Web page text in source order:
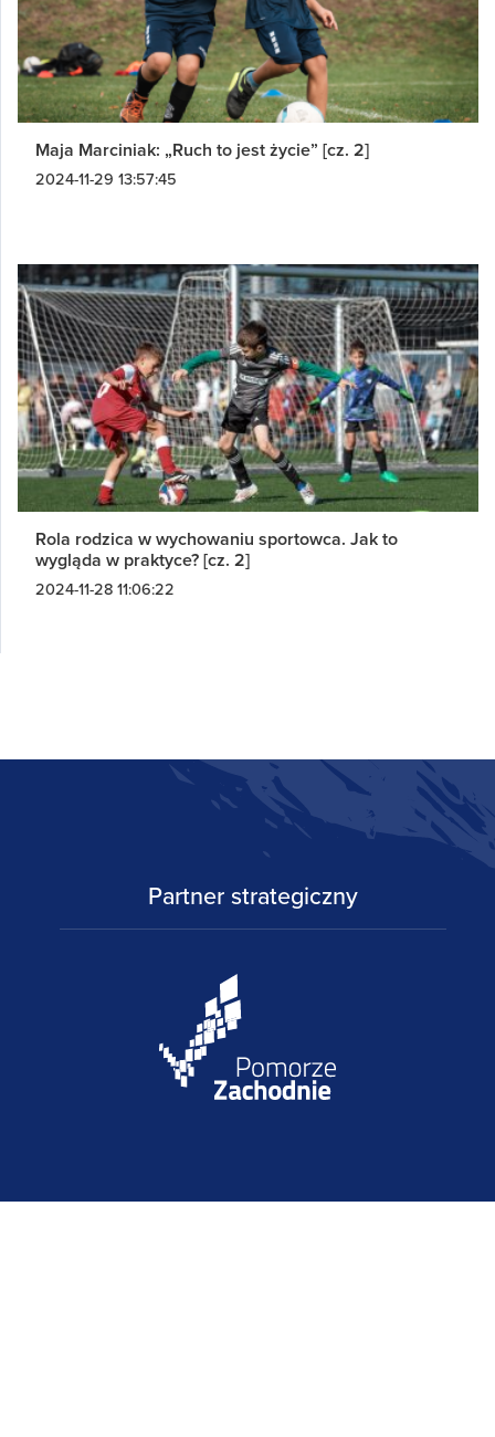
Maja Marciniak: „Ruch to jest życie” [cz. 2]
2024-11-29 13:57:45
Rola rodzica w wychowaniu sportowca. Jak to
wygląda w praktyce? [cz. 2]
2024-11-28 11:06:22
Partner strategiczny